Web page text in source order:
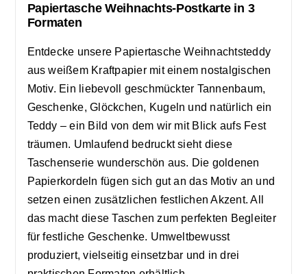
Papiertasche Weihnachts-Postkarte in 3
Formaten
Entdecke unsere Papiertasche Weihnachtsteddy
aus weißem Kraftpapier mit einem nostalgischen
Motiv. Ein liebevoll geschmückter Tannenbaum,
Geschenke, Glöckchen, Kugeln und natürlich ein
Teddy – ein Bild von dem wir mit Blick aufs Fest
träumen. Umlaufend bedruckt sieht diese
Taschenserie wunderschön aus. Die goldenen
Papierkordeln fügen sich gut an das Motiv an und
setzen einen zusätzlichen festlichen Akzent. All
das macht diese Taschen zum perfekten Begleiter
für festliche Geschenke. Umweltbewusst
produziert, vielseitig einsetzbar und in drei